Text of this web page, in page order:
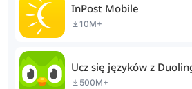
InPost Mobile
10M+
Ucz się języków z
500M+